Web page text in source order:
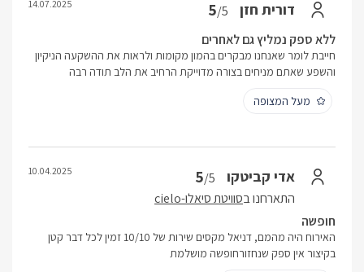
דורית חזן 5/5
14.07.2025
ללא ספק נמליץ גם לאחרים
חייבת לומר שאנחנו מבקרים בהמון מקומות ולראות את ההשקעה הניקיון
והשפע שאתם מניחים בצורה מדוייקת הרחיב את הלב תודה רבה
מעל המצופה
אדי קביטקו 5/5
התארחנו בסוויטת סיאלו-cielo
10.04.2025
חופשה
האירוח היה מהמם, דניאל מקסים שירות של 10/10 זמין לכל דבר קטן
בקיצור אין ספק שנחזורחופשה מושלמת